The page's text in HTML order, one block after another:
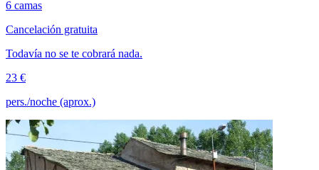
6 camas
Cancelación gratuita
Todavía no se te cobrará nada.
23 €
pers./noche (aprox.)